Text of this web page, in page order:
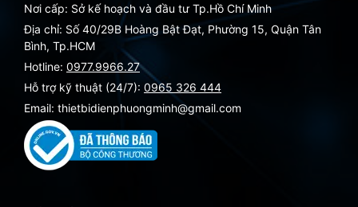
Nơi cấp: Sở kế hoạch và đầu tư Tp.Hồ Chí Minh
Địa chỉ: Số 40/29B Hoàng Bật Đạt, Phường 15, Quận Tân
Bình, Tp.HCM
Hotline: 0977.9966.27
Hỗ trợ kỹ thuật (24/7): 0965 326 444
Email: thietbidienphuongminh@gmail.com